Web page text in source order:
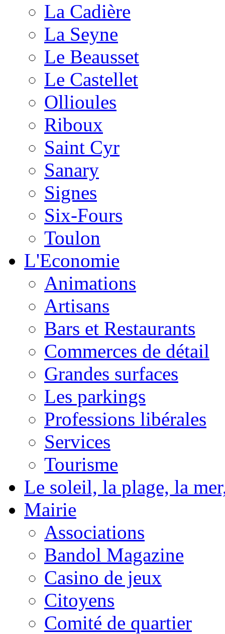
La Cadière
La Seyne
Le Beausset
Le Castellet
Ollioules
Riboux
Saint Cyr
Sanary
Signes
Six-Fours
Toulon
L'Economie
Animations
Artisans
Bars et Restaurants
Commerces de détail
Grandes surfaces
Les parkings
Professions libérales
Services
Tourisme
Le soleil, la plage, la
Mairie
Associations
Bandol Magazine
Casino de jeux
Citoyens
Comité de quartier